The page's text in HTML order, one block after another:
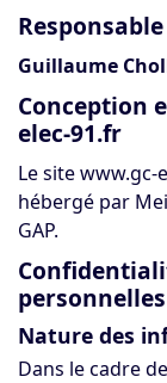
Guillaume
Conception
elec-91.fr
Le site www.gc-
hébergé par
GAP.
personnelles
Nature des
Dans le cadre